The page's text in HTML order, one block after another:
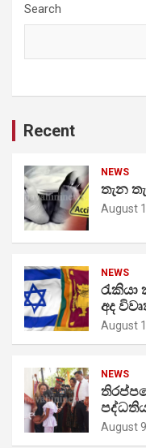
Search
Recent
NEWS
තැන
August
NEWS
රැකියා
අද
August
NEWS
August